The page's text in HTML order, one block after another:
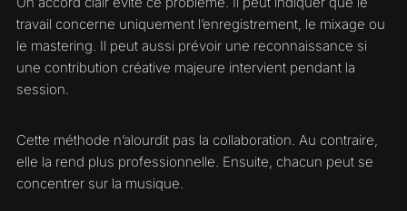
travail concerne uniquement l’enregistrement, le mixage ou
le mastering. Il peut aussi prévoir une reconnaissance si
une contribution créative majeure intervient pendant la
session.
Cette méthode n’alourdit pas la collaboration. Au contraire,
elle la rend plus professionnelle. Ensuite, chacun peut se
concentrer sur la musique.